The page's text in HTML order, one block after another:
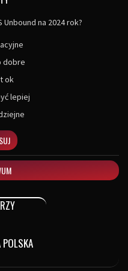
na 2024 rok?
dobre
ok
lepiej
POLSKA